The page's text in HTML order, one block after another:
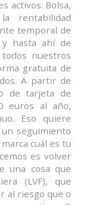
activos: Bolsa,
rentabilidad
temporal de
y hasta ahí de
nuestros
gratuita de
A partir de
de tarjeta de
euros al año,
Eso quiere
seguimiento
cuál es tu
es volver
una cosa que
(LVF), que
al riesgo que o